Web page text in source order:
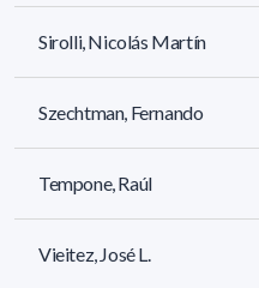
Sirolli, Nicolás Martín
Szechtman, Fernando
Tempone, Raúl
Vieitez, José L.